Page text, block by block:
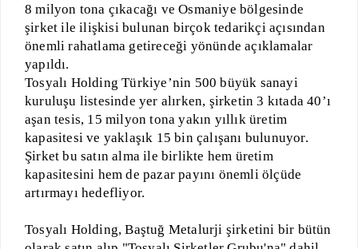
8 milyon tona çıkacağı ve Osmaniye bölgesinde
şirket ile ilişkisi bulunan birçok tedarikçi açısından
önemli rahatlama getireceği yönünde açıklamalar
yapıldı.
Tosyalı Holding Türkiye’nin 500 büyük sanayi
kuruluşu listesinde yer alırken, şirketin 3 kıtada 40’ı
aşan tesis, 15 milyon tona yakın yıllık üretim
kapasitesi ve yaklaşık 15 bin çalışanı bulunuyor.
Şirket bu satın alma ile birlikte hem üretim
kapasitesini hem de pazar payını önemli ölçüde
artırmayı hedefliyor.
Tosyalı Holding, Baştuğ Metalurji şirketini bir bütün